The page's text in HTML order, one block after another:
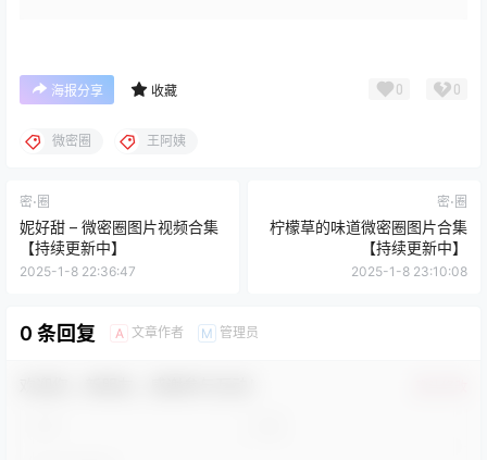
海报分享 收藏 0 0
微密圈 王阿姨
密⋅圈
妮好甜 – 微密圈图片视频合集
【持续更新中】
2025-1-8 22:36:47
密⋅圈
柠檬草的味道微密圈图片合集
【持续更新中】
2025-1-8 23:10:08
0 条回复 A 文章作者 M 管理员